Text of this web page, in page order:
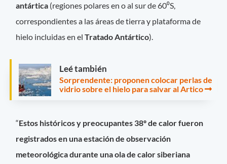
antártica (regiones polares en o al sur de 60⁰S,
correspondientes a las áreas de tierra y plataforma de
hielo incluidas en elTratado Antártico).
Leé también
Sorprendente: proponen colocar perlas de
vidrio sobre el hielo para salvar al Artico
“Estos históricos y preocupantes 38º de calor fueron
registrados en una estación de observación
meteorológica durante una ola de calor siberiana